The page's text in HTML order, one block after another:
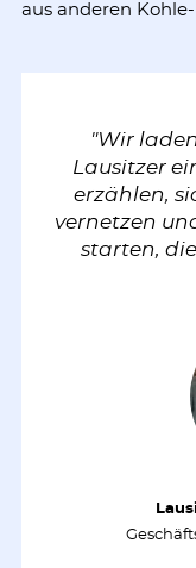
aus anderen
"Wir
Lausitzer
erzählen,
vernetzen
starten,